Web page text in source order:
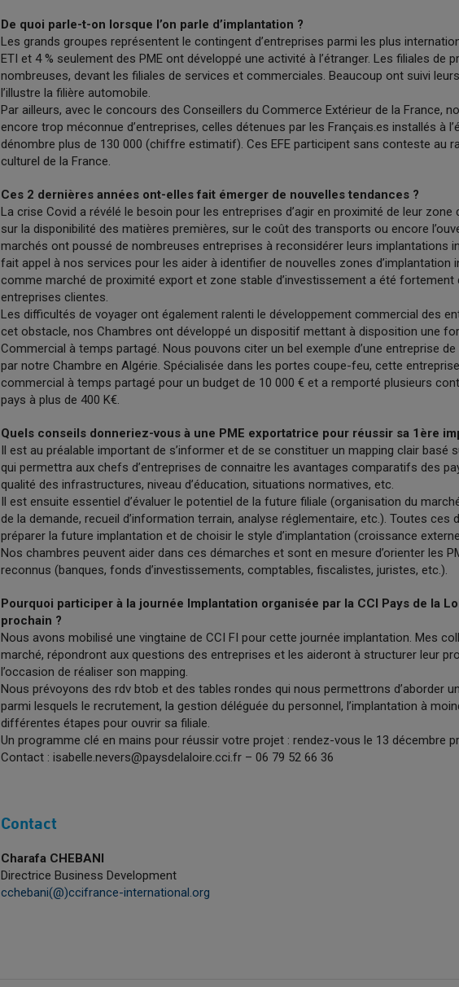
De quoi parle-t-on lorsque l’on parle d’implantation ?
Les grands groupes représentent le contingent d’entreprises parmi les plus
ETI et 4 % seulement des PME ont développé une activité à l’étranger. Les filiales de
nombreuses, devant les filiales de services et commerciales. Beaucoup ont suivi
l’illustre la filière automobile.
Par ailleurs, avec le concours des Conseillers du Commerce Extérieur de la France,
encore trop méconnue d’entreprises, celles détenues par les Français.es installés à
dénombre plus de 130 000 (chiffre estimatif). Ces EFE participent sans conteste au
culturel de la France.
Ces 2 dernières années ont-elles fait émerger de nouvelles tendances ?
La crise Covid a révélé le besoin pour les entreprises d’agir en proximité de leur zone
sur la disponibilité des matières premières, sur le coût des transports ou encore
marchés ont poussé de nombreuses entreprises à reconsidérer leurs implantations
fait appel à nos services pour les aider à identifier de nouvelles zones d’implantation
comme marché de proximité export et zone stable d’investissement a été fortement
entreprises clientes.
Les difficultés de voyager ont également ralenti le développement commercial des
cet obstacle, nos Chambres ont développé un dispositif mettant à disposition une
Commercial à temps partagé. Nous pouvons citer un bel exemple d’une entreprise
par notre Chambre en Algérie. Spécialisée dans les portes coupe-feu, cette
commercial à temps partagé pour un budget de 10 000 € et a remporté plusieurs
pays à plus de 400 K€.
Quels conseils donneriez-vous à une PME exportatrice pour réussir sa 1ère
Il est au préalable important de s’informer et de se constituer un mapping clair basé
qui permettra aux chefs d’entreprises de connaitre les avantages comparatifs des
qualité des infrastructures, niveau d’éducation, situations normatives, etc.
Il est ensuite essentiel d’évaluer le potentiel de la future filiale (organisation du
de la demande, recueil d’information terrain, analyse réglementaire, etc.). Toutes ces
préparer la future implantation et de choisir le style d’implantation (croissance
Nos chambres peuvent aider dans ces démarches et sont en mesure d’orienter les
reconnus (banques, fonds d’investissements, comptables, fiscalistes, juristes, etc.).
Pourquoi participer à la journée Implantation organisée par la CCI Pays de la
prochain ?
Nous avons mobilisé une vingtaine de CCI FI pour cette journée implantation. Mes
marché, répondront aux questions des entreprises et les aideront à structurer leur
l’occasion de réaliser son mapping.
Nous prévoyons des rdv btob et des tables rondes qui nous permettrons d’aborder
parmi lesquels le recrutement, la gestion déléguée du personnel, l’implantation à
différentes étapes pour ouvrir sa filiale.
Un programme clé en mains pour réussir votre projet : rendez-vous le 13 décembre
Contact : isabelle.nevers@paysdelaloire.cci.fr – 06 79 52 66 36
Contact
Charafa CHEBANI
Directrice Business Development
cchebani(@)ccifrance-international.org